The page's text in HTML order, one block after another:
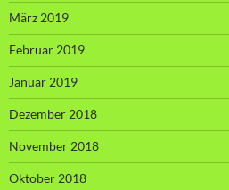
März 2019
Februar 2019
Januar 2019
Dezember 2018
November 2018
Oktober 2018